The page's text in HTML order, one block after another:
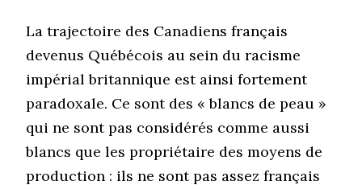
La trajectoire des Canadiens français
devenus Québécois au sein du racisme
impérial britannique est ainsi fortement
paradoxale. Ce sont des « blancs de peau »
qui ne sont pas considérés comme aussi
blancs que les propriétaire des moyens de
production : ils ne sont pas assez français